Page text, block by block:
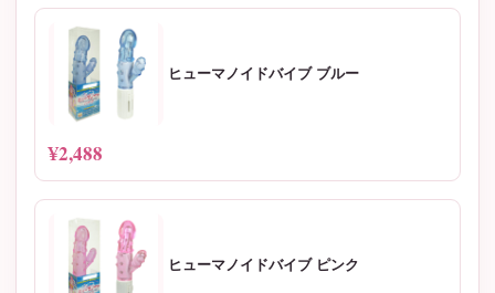
ヒューマノイドバイブ ブルー
¥2,488
ヒューマノイドバイブ ピンク